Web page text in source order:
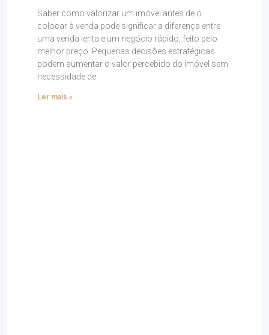
Saber como valorizar um imóvel antes de o
colocar à venda pode significar a diferença entre
uma venda lenta e um negócio rápido, feito pelo
melhor preço. Pequenas decisões estratégicas
podem aumentar o valor percebido do imóvel sem
necessidade de
Ler mais »